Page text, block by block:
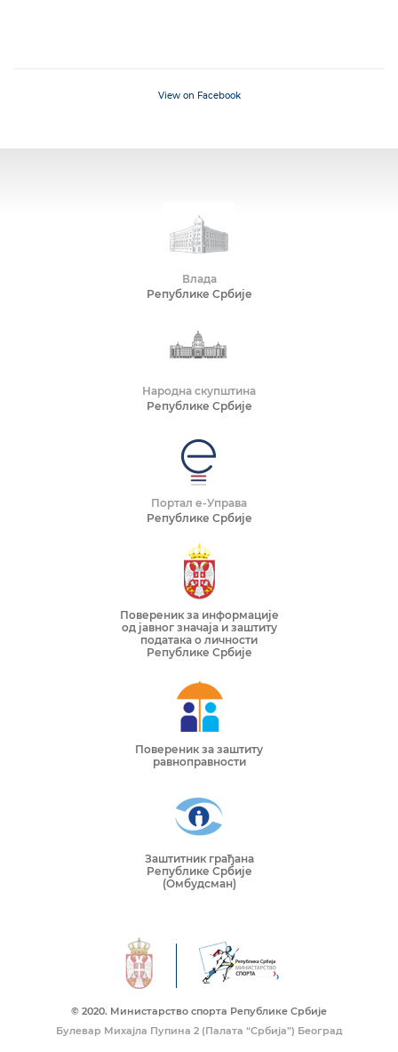
View on Facebook
Влада
Републике Србије
Народна скупштина
Републике Србије
Портал е-Управа
Републике Србије
Повереник за информације
од јавног значаја и заштиту
података о личности
Републике Србије
Повереник за заштиту
равноправности
Заштитник грађана
Републике Србије
(Омбудсман)
© 2020. Mинистарство спорта Републике Србије
Булевар Михајла Пупина 2 (Палата “Србија”) Београд